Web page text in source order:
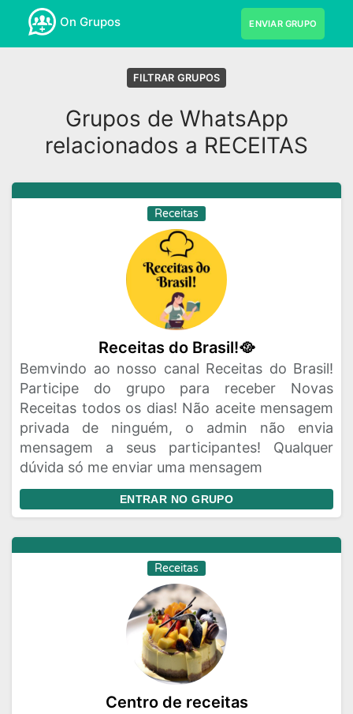
On Grupos ENVIAR GRUPO
FILTRAR GRUPOS
Grupos de WhatsApp
relacionados a RECEITAS
Receitas
Receitas do Brasil!🥘
Bemvindo ao nosso canal Receitas do Brasil!
Participe do grupo para receber Novas
Receitas todos os dias! Não aceite mensagem
privada de ninguém, o admin não envia
mensagem a seus participantes! Qualquer
dúvida só me enviar uma mensagem
ENTRAR NO GRUPO
Receitas
Centro de receitas